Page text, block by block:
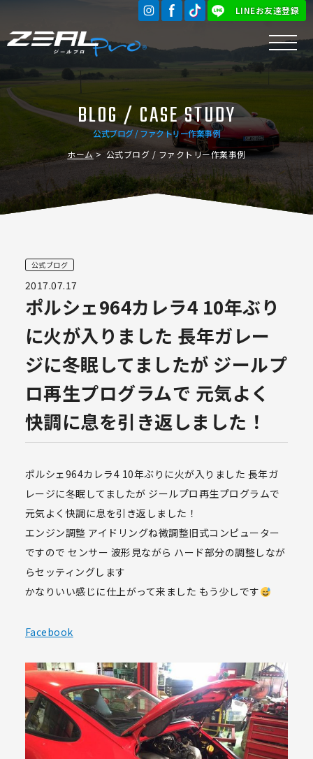
LINEお友達登録
公式ブログ / ファクトリー作業事例
BLOG / CASE STUDY
ホーム 公式ブログ / ファクトリー作業事例
公式ブログ
2017.07.17
ポルシェ964カレラ4 10年ぶり
に火が入りました 長年ガレー
ジに冬眠してましたが ジールプ
ロ再生プログラムで 元気よく
快調に息を引き返しました！
ポルシェ964カレラ4 10年ぶりに火が入りました 長年ガ
レージに冬眠してましたが ジールプロ再生プログラムで
元気よく快調に息を引き返しました！
エンジン調整 アイドリングね微調整旧式コンピューター
ですので センサー 波形見ながら ハード部分の調整しなが
らセッティングします
かなりいい感じに仕上がって来ました もう少しです
Facebook